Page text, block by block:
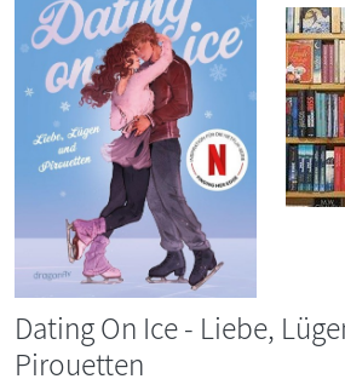
Dating On Ice - Liebe,
Pirouetten